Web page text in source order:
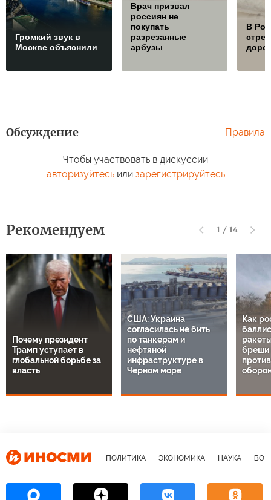
Громкий звук в
Москве объяснили
Врач призвал
россиян не
покупать
разрезанные
арбузы
В
Обсуждение Правила
Чтобы участвовать в дискуссии
авторизуйтесьили зарегистрируйтесь
Рекомендуем 1 / 14
Почему президент
Трамп уступает в
глобальной борьбе за
власть
США: Украина
согласилась не бить
по танкерам и
нефтяной
инфраструктуре в
Черном море
Как
бреши
ПОЛИТИКА ЭКОНОМИКА НАУКА